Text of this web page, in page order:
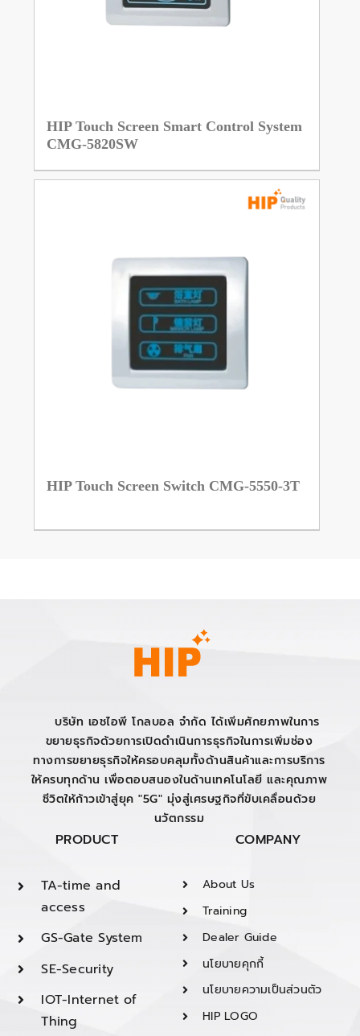
HIP Touch Screen Smart Control System
CMG-5820SW
HIP Touch Screen Switch CMG-5550-3T
บริษัท เอชไอพี โกลบอล จำกัด ได้เพิ่มศักยภาพในการ
ขยายธุรกิจด้วยการเปิดดำเนินการธุรกิจในการเพิ่มช่อง
ทางการขยายธุรกิจให้ครอบคลุมทั้งด้านสินค้าและการบริการ
ให้ครบทุกด้าน เพื่อตอบสนองในด้านเทคโนโลยี และคุณภาพ
ชีวิตให้ก้าวเข้าสู่ยุค "5G" มุ่งสู่เศรษฐกิจที่ขับเคลื่อนด้วย
นวัตกรรม
PRODUCT
TA-time and
access
GS-Gate System
SE-Security
IOT-Internet of
Thing
COMPANY
About Us
Training
Dealer Guide
นโยบายคุกกี้
นโยบายความเป็นส่วนตัว
HIP LOGO